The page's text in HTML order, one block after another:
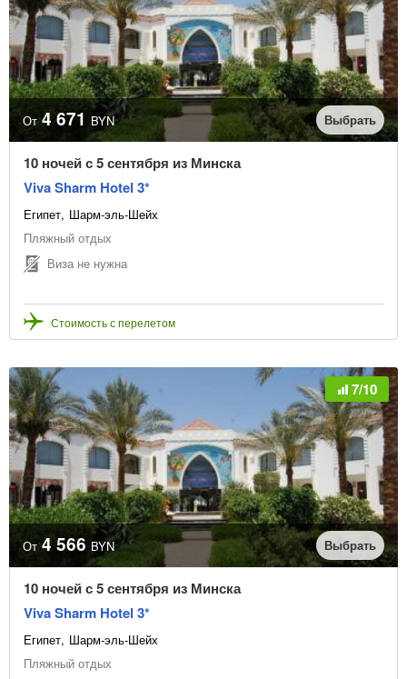
От 4 671 BYN Выбрать
10 ночей с 5 сентября из Минска
Viva Sharm Hotel 3*
Египет Шарм-эль-Шейх
Пляжный отдых
Виза не нужна
Стоимость с перелетом
7/10
От 4 566 BYN Выбрать
10 ночей с 5 сентября из Минска
Viva Sharm Hotel 3*
Египет Шарм-эль-Шейх
Пляжный отдых